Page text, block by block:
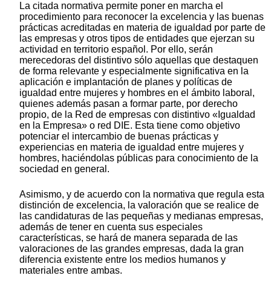
La citada normativa permite poner en marcha el
procedimiento para reconocer la excelencia y las buenas
prácticas acreditadas en materia de igualdad por parte de
las empresas y otros tipos de entidades que ejerzan su
actividad en territorio español. Por ello, serán
merecedoras del distintivo sólo aquellas que destaquen
de forma relevante y especialmente significativa en la
aplicación e implantación de planes y políticas de
igualdad entre mujeres y hombres en el ámbito laboral,
quienes además pasan a formar parte, por derecho
propio, de la Red de empresas con distintivo «Igualdad
en la Empresa» o red DIE. Esta tiene como objetivo
potenciar el intercambio de buenas prácticas y
experiencias en materia de igualdad entre mujeres y
hombres, haciéndolas públicas para conocimiento de la
sociedad en general.
Asimismo, y de acuerdo con la normativa que regula esta
distinción de excelencia, la valoración que se realice de
las candidaturas de las pequeñas y medianas empresas,
además de tener en cuenta sus especiales
características, se hará de manera separada de las
valoraciones de las grandes empresas, dada la gran
diferencia existente entre los medios humanos y
materiales entre ambas.